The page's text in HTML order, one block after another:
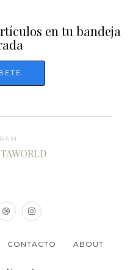
en tu bandeja
CONTACTO ABOUT